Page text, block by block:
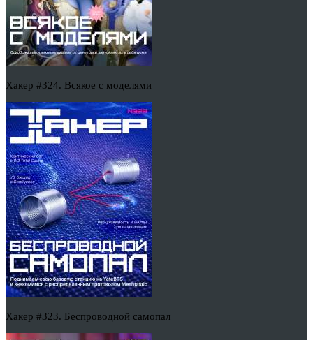
Хакер #324. Всякое с моделями
Хакер #323. Беспроводной самопал